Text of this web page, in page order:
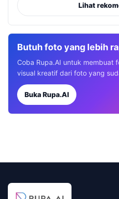
Lihat
Butuh foto yang lebih
Coba Rupa.AI untuk membuat
visual kreatif dari foto yang
Buka Rupa.AI